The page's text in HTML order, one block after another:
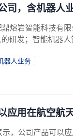
司，含机器人
熔岩智能科技有
研发；智能机器
器人业务
应用在航空航
，公司产品可以